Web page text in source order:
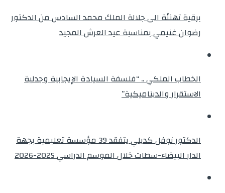
برقية تهنئة الى جلالة الملك محمد السادس من الدكتور
رضوان غنيمي بمناسبة عيد العرش المجيد
الخطاب الملكي .. “فلسفة السيادة الإيجابية وجدلية
الاستقرار والديناميكية”
الدكتور نوفل كديلي يتفقد 39 مؤسسة تعليمية بجهة
الدار البيضاء-سطات خلال الموسم الدراسي 2025-2026